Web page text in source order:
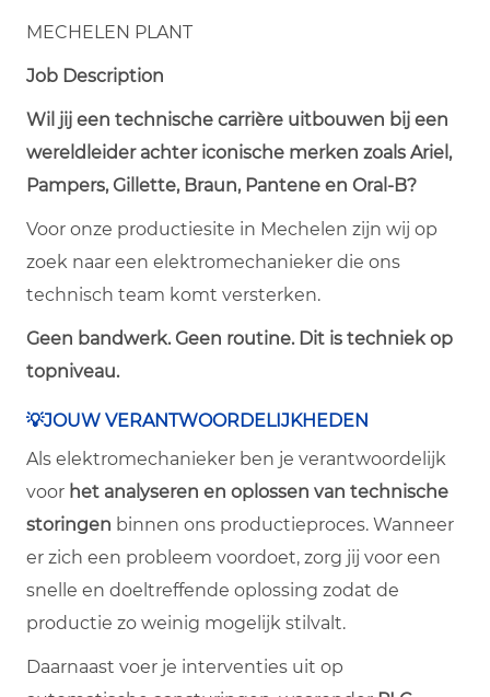
MECHELEN PLANT
Job Description
Wil jij een technische carrière uitbouwen bij een
wereldleider achter iconische merken zoals Ariel,
Pampers, Gillette, Braun, Pantene en Oral-B?
Voor onze productiesite in Mechelen zijn wij op
zoek naar een elektromechanieker die ons
technisch team komt versterken.
Geen bandwerk. Geen routine. Dit is techniek op
topniveau.
💡JOUW VERANTWOORDELIJKHEDEN
Als elektromechanieker ben je verantwoordelijk
voor het analyseren en oplossen van technische
storingen binnen ons productieproces. Wanneer
er zich een probleem voordoet, zorg jij voor een
snelle en doeltreffende oplossing zodat de
productie zo weinig mogelijk stilvalt.
Daarnaast voer je interventies uit op